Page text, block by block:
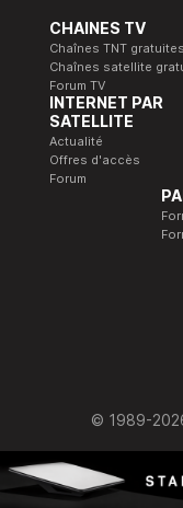
CHAINES TV
Chaînes TNT gratuites
Chaînes satellite
Forum TV
INTERNET PAR
SATELLITE
Actualité
Offres d'accès
Forum
© 1989-
Accès simplifié
Comment faire ?